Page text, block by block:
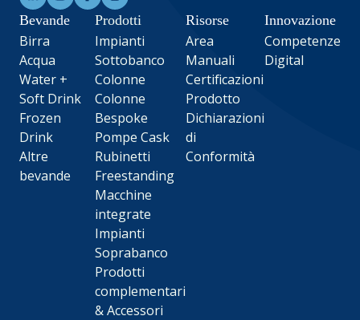
Bevande
Birra
Acqua
Water +
Soft Drink
Frozen
Drink
Altre
bevande
Prodotti
Impianti
Sottobanco
Colonne
Colonne
Bespoke
Pompe Cask
Rubinetti
Freestanding
Macchine
integrate
Impianti
Soprabanco
Prodotti
complementari
& Accessori
Risorse
Area
Manuali
Certificazioni
Prodotto
Dichiarazioni
di
Conformità
Innovazione
Competenze
Digital